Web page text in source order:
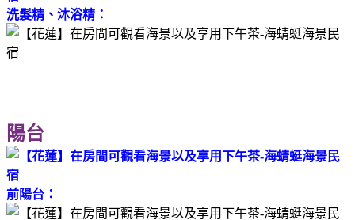
洗髮精、沐浴精：
陽台
前陽台：